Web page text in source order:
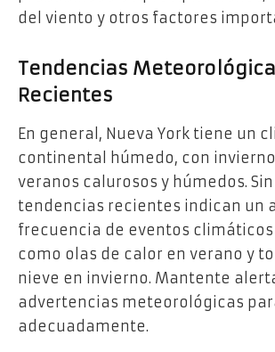
del viento y otros factores
Tendencias
Recientes
En general, Nueva York tiene un
continental húmedo, con
veranos calurosos y húmedos.
tendencias recientes indican un
frecuencia de eventos
como olas de calor en verano y
nieve en invierno. Mantente
advertencias meteorológicas
adecuadamente.